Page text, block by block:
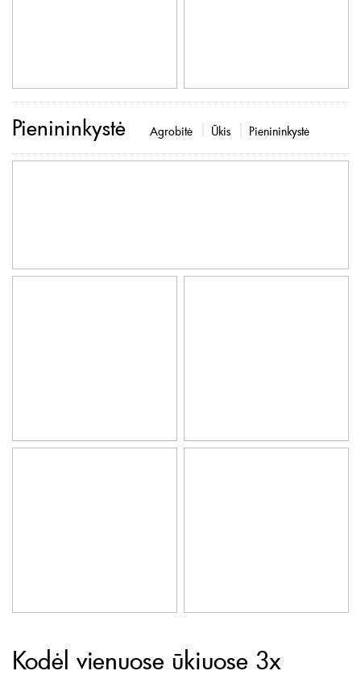
Pienininkystė Agrobitė Ūkis Pienininkystė
Kodėl vienuose ūkiuose 3x